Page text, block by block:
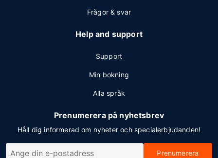
Frågor & svar
Help and support
Support
Min bokning
Alla språk
Prenumerera på nyhetsbrev
Håll dig informerad om nyheter och specialerbjudanden!
Prenumerera